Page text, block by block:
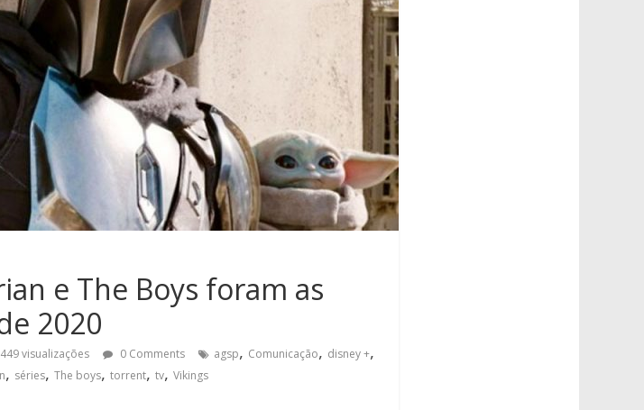
e The Boys foram as
2020
visualizações 0 Comments agsp, Comunicação, disney +,
, séries, The boys, torrent, tv, Vikings